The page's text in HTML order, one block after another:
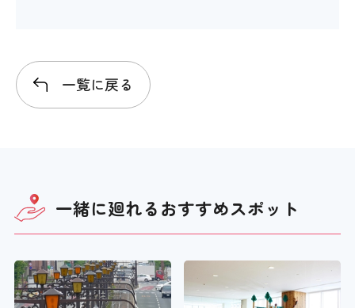
一覧に戻る
一緒に廻れるおすすめスポット